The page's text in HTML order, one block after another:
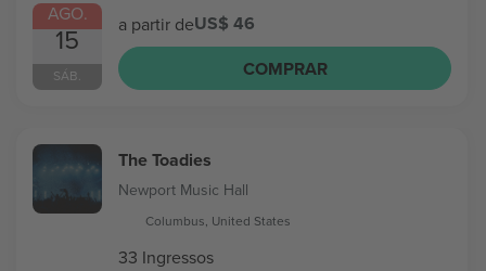
AGO.
15
SÁB.
a partir deUS$ 46
COMPRAR
The Toadies
Newport Music Hall
Columbus, United States
33 Ingressos